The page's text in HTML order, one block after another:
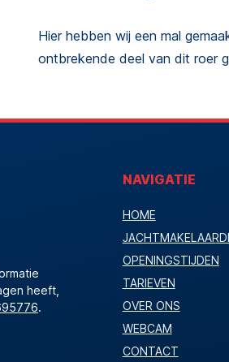
Hier hebben wij een mal
ontbrekende deel van dit roer
heeft,
.
NAVIGATIE
HOME
OPENINGSTIJDEN
TARIEVEN
OVER ONS
WEBCAM
CONTACT